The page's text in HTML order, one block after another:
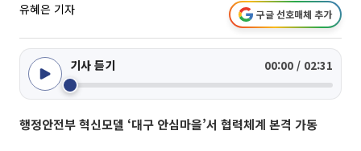
유혜은 기자 구글 선호매체 추가
기사 듣기 00:00 / 02:31
행정안전부 혁신모델 ‘대구 안심마을’서 협력체계 본격 가동